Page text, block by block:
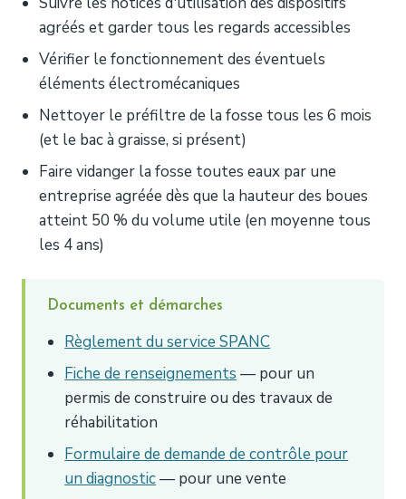
agréés et garder tous les regards accessibles
Vérifier le fonctionnement des éventuels
éléments électromécaniques
Nettoyer le préfiltre de la fosse tous les 6 mois
(et le bac à graisse, si présent)
Faire vidanger la fosse toutes eaux par une
entreprise agréée dès que la hauteur des boues
atteint 50 % du volume utile (en moyenne tous
les 4 ans)
Documents et démarches
Règlement du service SPANC
Fiche de renseignements — pour un
permis de construire ou des travaux de
réhabilitation
Formulaire de demande de contrôle pour
un diagnostic— pour une vente